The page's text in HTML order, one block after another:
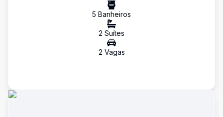
5 Banheiros
2 Suítes
2 Vagas